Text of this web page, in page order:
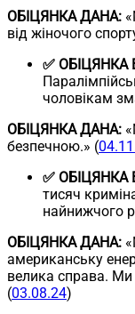
ОБІЦЯНКА ДАНА:
від жіночого
✅
чоловікам
ОБІЦЯНКА ДАНА:
безпечною.» (
✅
тисяч
найнижчого
ОБІЦЯНКА ДАНА:
американську
велика справа.
(03.08.24)